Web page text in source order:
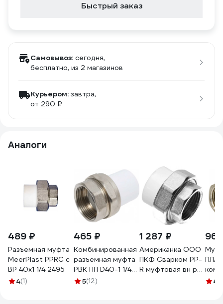
Быстрый заказ
Самовывоз: сегодня,
бесплатно, из 2 магазинов
Курьером: завтра,
от 290 ₽
Аналоги
489 ₽
Разъемная муфта
MeerPlast PPRC с
ВР 40x1 1/4 2495
4(1)
465 ₽
Комбинированная
разъемная муфта
РВК ПП D40-1 1/4
ВР 020545
5(12)
1 287 ₽
Американка ООО
ПКФ Сварком PP-
R муфтовая вн рез
4.7